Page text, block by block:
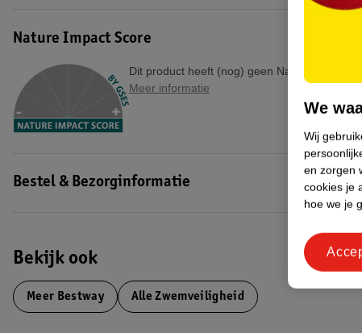
Nature Impact Score
Dit product heeft (nog) geen Nature Impact
Meer informatie
Bestel & Bezorginformatie
Bekijk ook
Meer Bestway Alle Zwemveiligheid
We
Wij
en zorgen
cookies je
hoe we je